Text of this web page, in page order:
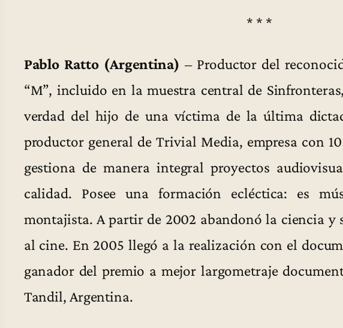
* * *
Pablo Ratto (Argentina) – Productor del
“M”, incluido en la muestra central de
verdad del hijo de una víctima de la última
productor general de Trivial Media, empresa con
gestiona de manera integral proyectos
calidad. Posee una formación ecléctica: es
montajista. A partir de 2002 abandonó la ciencia y
al cine. En 2005 llegó a la realización con el
ganador del premio a mejor largometraje
Tandil, Argentina.